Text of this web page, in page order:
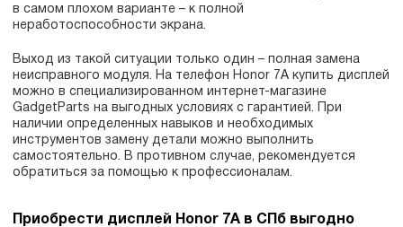
в самом плохом варианте – к полной
неработоспособности экрана.
Выход из такой ситуации только один – полная замена
неисправного модуля. На телефон Honor 7A купить дисплей
можно в специализированном интернет-магазине
GadgetParts на выгодных условиях с гарантией. При
наличии определенных навыков и необходимых
инструментов замену детали можно выполнить
самостоятельно. В противном случае, рекомендуется
обратиться за помощью к профессионалам.
Приобрести дисплей Honor 7A в СПб выгодно